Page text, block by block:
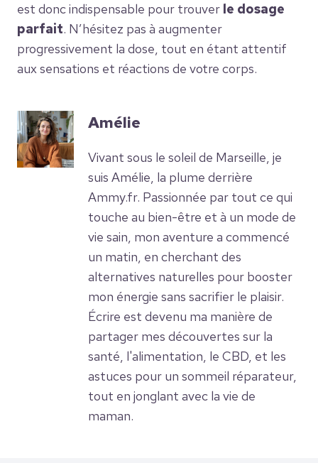
est donc indispensable pour trouver le dosage
parfait. N’hésitez pas à augmenter
progressivement la dose, tout en étant attentif
aux sensations et réactions de votre corps.
Amélie
Vivant sous le soleil de Marseille, je
suis Amélie, la plume derrière
Ammy.fr. Passionnée par tout ce qui
touche au bien-être et à un mode de
vie sain, mon aventure a commencé
un matin, en cherchant des
alternatives naturelles pour booster
mon énergie sans sacrifier le plaisir.
Écrire est devenu ma manière de
partager mes découvertes sur la
santé, l'alimentation, le CBD, et les
astuces pour un sommeil réparateur,
tout en jonglant avec la vie de
maman.